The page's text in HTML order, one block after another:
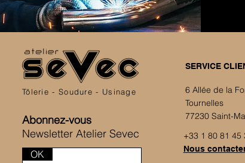
Tôlerie - Soudure - Usinage
Abonnez-vous
Newsletter Atelier Sevec
OK
SERVICE
6 Allée de la
Tournelles
77230 Saint-
+33 1 80 81 45
Nous